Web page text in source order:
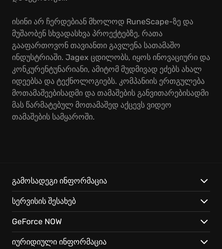
ისინი არ ჩერდებიან მხოლოდ RuneScape-ზე და
მუშაობენ სხვადასხვა პროექტებზე, რათა
გააფართოვონ თავიანთი გავლენა სათამაშო
ინდუსტრიაში. Jagex ცდილობს, იყოს ინოვაციური და
კონკურენტუნარიანი, ამიტომ მუდმივად ეძებს ახალ
იდეებსა და ტექნოლოგიებს. კომპანიის ერთგულება
მოთამაშეებისადმი და თამაშების განვითარებისადმი
მას წარმატებულ მოთამაშედ აქცევს ვიდეო
თამაშების სამყაროში.
გამოსადეგი ინფორმაცია
სერვისის შესახებ
GeForce NOW
იურიდიული ინფორმაცია